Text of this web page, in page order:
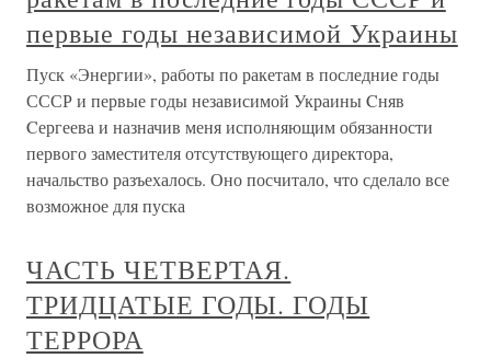
первые годы независимой Украины
Пуск «Энергии», работы по ракетам в последние годы
СССР и первые годы независимой Украины Cняв
Cергеева и назначив меня исполняющим обязанности
первого заместителя отсутствующего директора,
начальство разъехалось. Оно посчитало, что сделало все
возможное для пуска
ЧАСТЬ ЧЕТВЕРТАЯ.
ТРИДЦАТЫЕ ГОДЫ. ГОДЫ
ТЕРРОРА